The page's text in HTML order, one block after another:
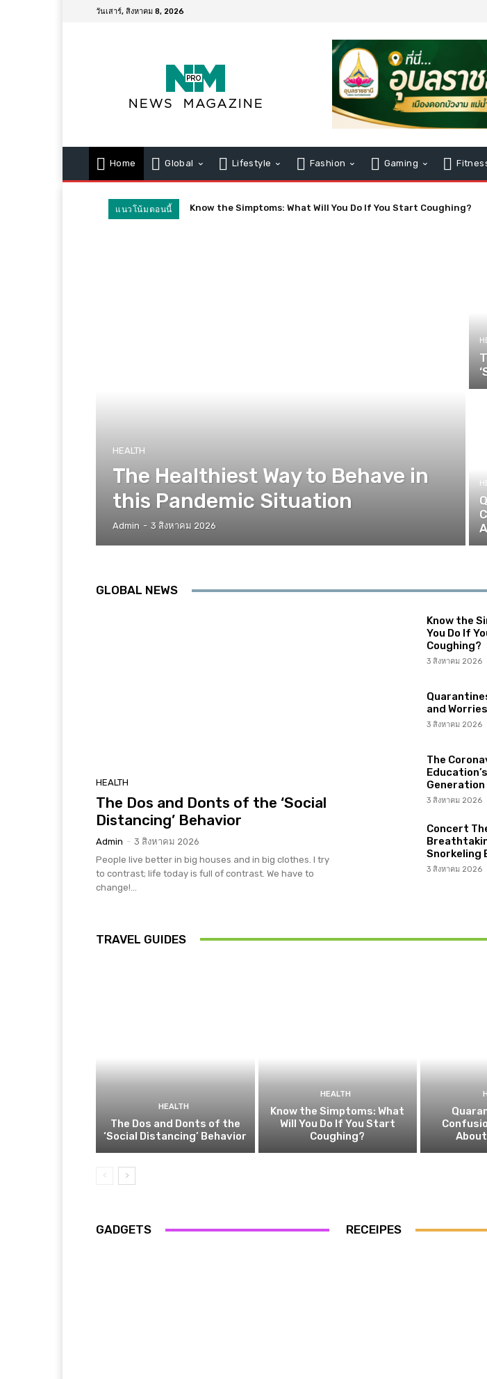
วันเสาร์, สิงหาคม 8, 2026
Home Global Lifestyle Fashion Gaming
แนวโน้มตอนนี้ Know the Simptoms: What Will You Do If You Start Coughing?
Quarantines Spark Confusion and Worries About Precedent
HEALTH
The Healthiest Way to Behave in
this Pandemic Situation
Admin - 3 สิงหาคม 2026
GLOBAL NEWS
HEALTH
The Dos and Donts of the ‘Social
Distancing’ Behavior
Admin - 3 สิงหาคม 2026
People live better in big houses and in big clothes. I try
to contrast; life today is full of contrast. We have to
change!...
Know the
You Do If
Coughing?
3 สิงหาคม 2026
and
3 สิงหาคม 2026
The
Generation
3 สิงหาคม 2026
Concert
Snorkeling
3 สิงหาคม 2026
TRAVEL GUIDES
HEALTH
The Dos and Donts of the
‘Social Distancing’ Behavior
HEALTH
Know the Simptoms: What
Will You Do If You Start
Coughing?
GADGETS RECEIPES